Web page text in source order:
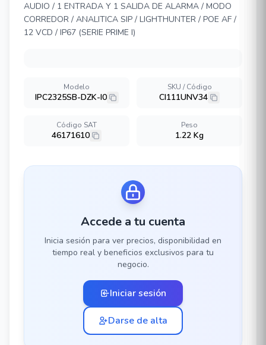
AUDIO / 1 ENTRADA Y 1 SALIDA DE ALARMA / MODO
CORREDOR / ANALITICA SIP / LIGHTHUNTER / POE AF /
12 VCD / IP67 (SERIE PRIME I)
Modelo
IPC2325SB-DZK-I0
SKU / Código
CI111UNV34
Código SAT
46171610
Peso
1.22 Kg
Accede a tu cuenta
Inicia sesión para ver precios, disponibilidad en
tiempo real y beneficios exclusivos para tu
negocio.
Iniciar sesión
Darse de alta